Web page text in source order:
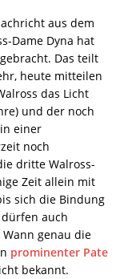
aus dem
Dame Dyna hat
Das teilt
heute mitteilen
das Licht
und der noch
einer
noch
dritte Walross-
Zeit allein mit
sich die Bindung
auch
genau die
prominenter Pate
bekannt.